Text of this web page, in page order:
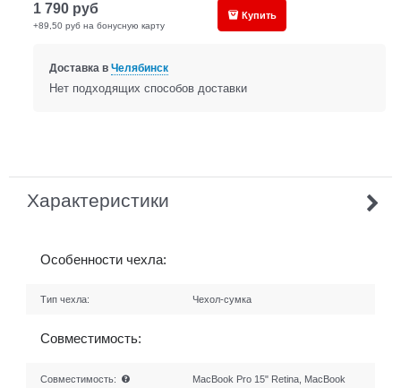
1 790 руб
+89,50 руб на бонусную карту
Купить
Доставка в Челябинск
Нет подходящих способов доставки
Характеристики
Особенности чехла:
Тип чехла: Чехол-сумка
Совместимость:
Совместимость:
MacBook Pro 15" Retina, MacBook